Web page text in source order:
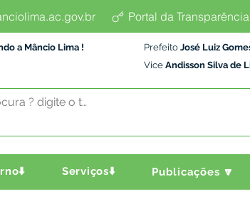
Portal da Transparência
a Mâncio Lima ! Prefeito José Luiz
Vice Andisson Silva de
Serviços⬇️ Publicações 🔽